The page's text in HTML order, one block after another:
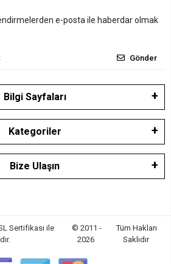
e-posta ile haberdar olmak
Gönder
Bilgi Sayfaları
Kategoriler
Bize Ulaşın
Sertifikası ile
© 2011 -
2026
Tüm Hakları
Saklıdır